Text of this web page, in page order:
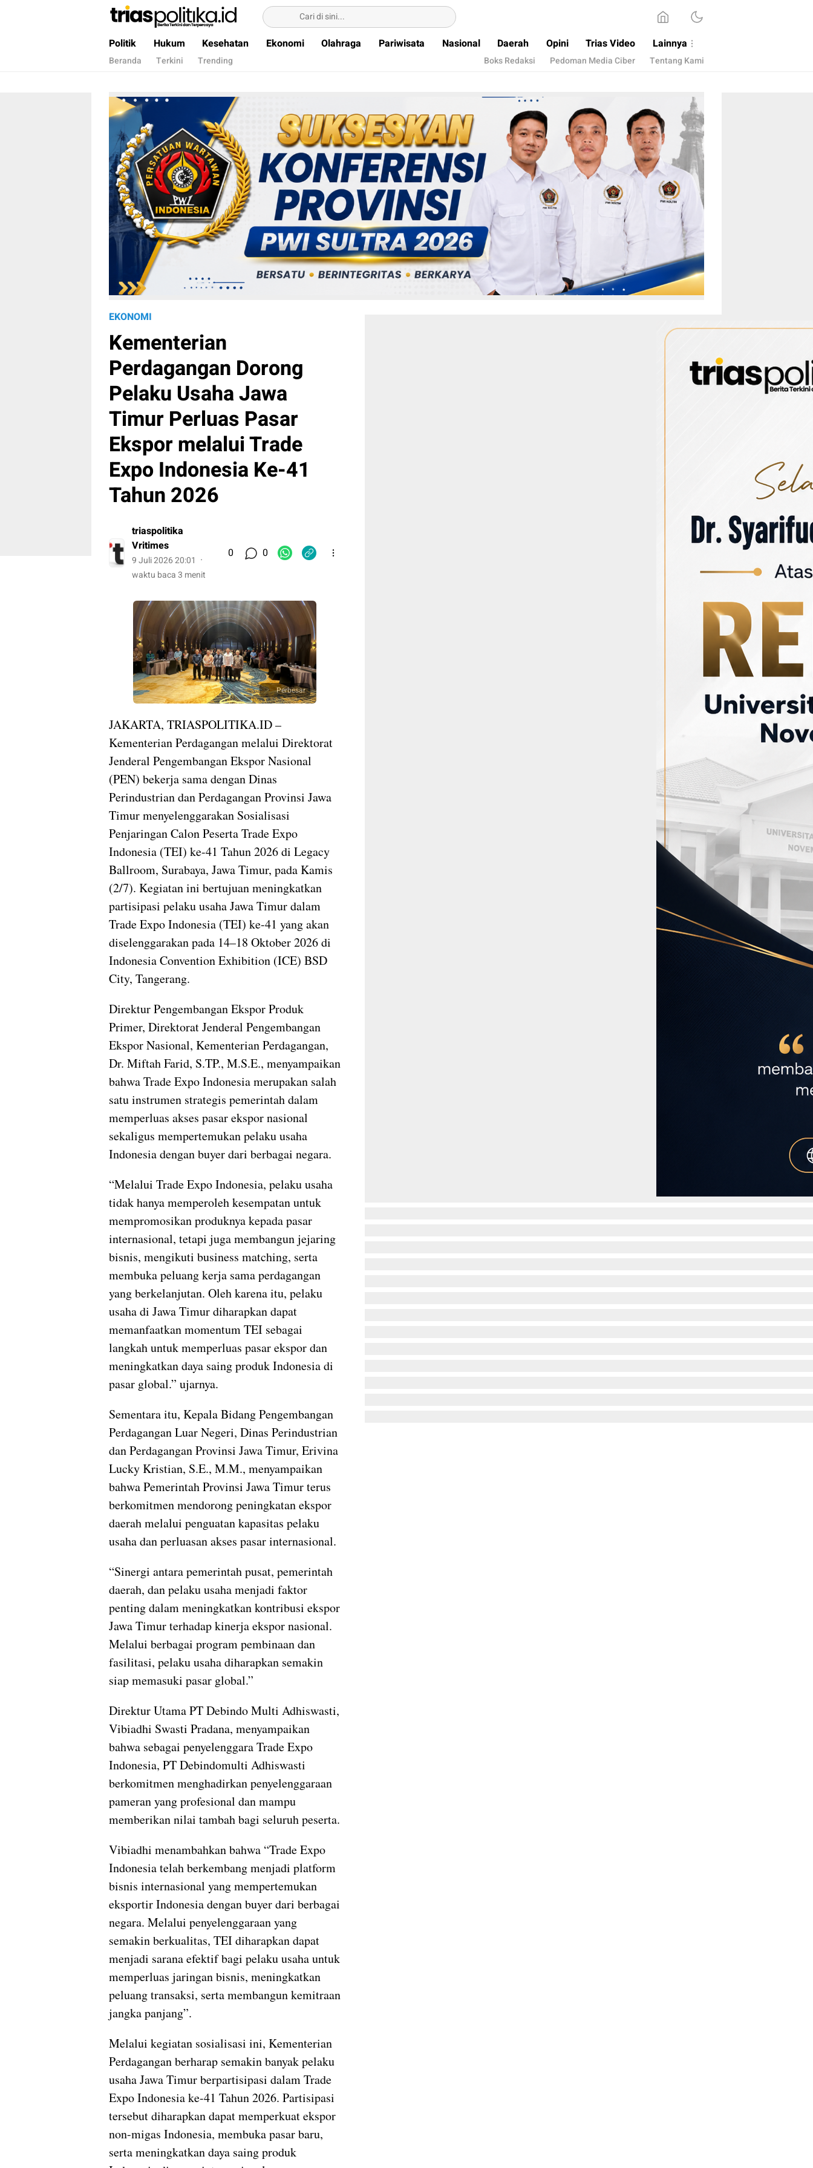
Berita Terkini & Terpercaya
Politik Hukum Kesehatan Ekonomi Olahraga Pariwisata Nasional Daerah Opini Trias Video Lainnya
Beranda Terkini Trending Boks Redaksi Pedoman Media Ciber Tentang Kami
EKONOMI
Kementerian
Perdagangan Dorong
Pelaku Usaha Jawa
Timur Perluas Pasar
Ekspor melalui Trade
Expo Indonesia Ke-41
Tahun 2026
triaspolitika
Vritimes
9 Juli 2026 20:01
waktu baca 3 menit
0 0
Perbesar
JAKARTA, TRIASPOLITIKA.ID –
Kementerian Perdagangan melalui Direktorat
Jenderal Pengembangan Ekspor Nasional
(PEN) bekerja sama dengan Dinas
Perindustrian dan Perdagangan Provinsi Jawa
Timur menyelenggarakan Sosialisasi
Penjaringan Calon Peserta Trade Expo
Indonesia (TEI) ke-41 Tahun 2026 di Legacy
Ballroom, Surabaya, Jawa Timur, pada Kamis
(2/7). Kegiatan ini bertujuan meningkatkan
partisipasi pelaku usaha Jawa Timur dalam
Trade Expo Indonesia (TEI) ke-41 yang akan
diselenggarakan pada 14–18 Oktober 2026 di
Indonesia Convention Exhibition (ICE) BSD
City, Tangerang.
Direktur Pengembangan Ekspor Produk
Primer, Direktorat Jenderal Pengembangan
Ekspor Nasional, Kementerian Perdagangan,
Dr. Miftah Farid, S.TP., M.S.E., menyampaikan
bahwa Trade Expo Indonesia merupakan salah
satu instrumen strategis pemerintah dalam
memperluas akses pasar ekspor nasional
sekaligus mempertemukan pelaku usaha
Indonesia dengan buyer dari berbagai negara.
“Melalui Trade Expo Indonesia, pelaku usaha
tidak hanya memperoleh kesempatan untuk
mempromosikan produknya kepada pasar
internasional, tetapi juga membangun jejaring
bisnis, mengikuti business matching, serta
membuka peluang kerja sama perdagangan
yang berkelanjutan. Oleh karena itu, pelaku
usaha di Jawa Timur diharapkan dapat
memanfaatkan momentum TEI sebagai
langkah untuk memperluas pasar ekspor dan
meningkatkan daya saing produk Indonesia di
pasar global.” ujarnya.
Sementara itu, Kepala Bidang Pengembangan
Perdagangan Luar Negeri, Dinas Perindustrian
dan Perdagangan Provinsi Jawa Timur, Erivina
Lucky Kristian, S.E., M.M., menyampaikan
bahwa Pemerintah Provinsi Jawa Timur terus
berkomitmen mendorong peningkatan ekspor
daerah melalui penguatan kapasitas pelaku
usaha dan perluasan akses pasar internasional.
“Sinergi antara pemerintah pusat, pemerintah
daerah, dan pelaku usaha menjadi faktor
penting dalam meningkatkan kontribusi ekspor
Jawa Timur terhadap kinerja ekspor nasional.
Melalui berbagai program pembinaan dan
fasilitasi, pelaku usaha diharapkan semakin
siap memasuki pasar global.”
Direktur Utama PT Debindo Multi Adhiswasti,
Vibiadhi Swasti Pradana, menyampaikan
bahwa sebagai penyelenggara Trade Expo
Indonesia, PT Debindomulti Adhiswasti
berkomitmen menghadirkan penyelenggaraan
pameran yang profesional dan mampu
memberikan nilai tambah bagi seluruh peserta.
Vibiadhi menambahkan bahwa “Trade Expo
Indonesia telah berkembang menjadi platform
bisnis internasional yang mempertemukan
eksportir Indonesia dengan buyer dari berbagai
negara. Melalui penyelenggaraan yang
semakin berkualitas, TEI diharapkan dapat
menjadi sarana efektif bagi pelaku usaha untuk
memperluas jaringan bisnis, meningkatkan
peluang transaksi, serta membangun kemitraan
jangka panjang”.
Melalui kegiatan sosialisasi ini, Kementerian
Perdagangan berharap semakin banyak pelaku
usaha Jawa Timur berpartisipasi dalam Trade
Expo Indonesia ke-41 Tahun 2026. Partisipasi
tersebut diharapkan dapat memperkuat ekspor
non-migas Indonesia, membuka pasar baru,
serta meningkatkan daya saing produk